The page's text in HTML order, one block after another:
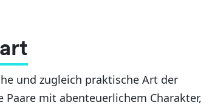
und zugleich praktische Art der
mit abenteuerlichem Charakter,